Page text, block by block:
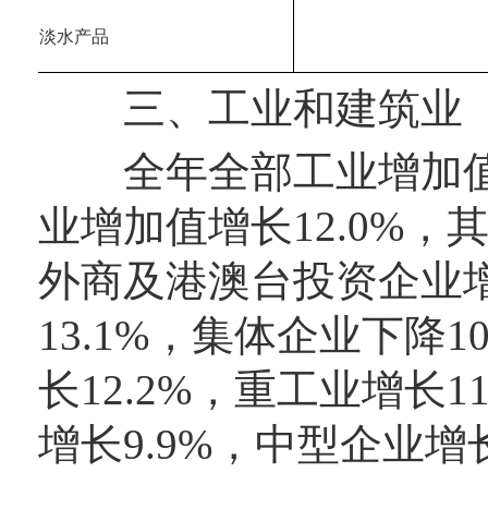
淡水产品
三、工业和建筑业
全年全部工业增加值
业增加值增长12.0%，
外商及港澳台投资企业
13.1%，集体企业下降
长12.2%，重工业增长
增长9.9%，中型企业增